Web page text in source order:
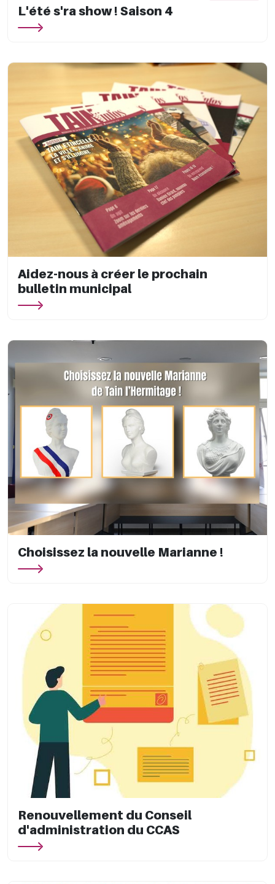
L'été s'ra show ! Saison 4
Aidez-nous à créer le prochain
bulletin municipal
Choisissez la nouvelle Marianne !
Renouvellement du Conseil
d'administration du CCAS